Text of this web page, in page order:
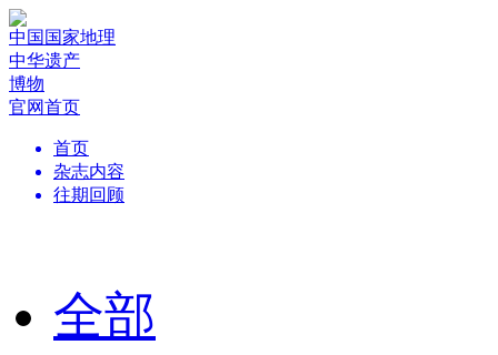
中国国家地理
中华遗产
博物
官网首页
首页
杂志内容
往期回顾
全部